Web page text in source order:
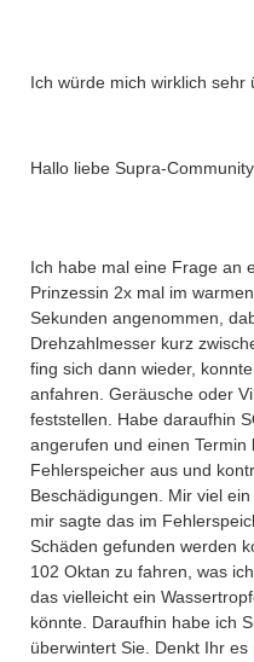
Ich würde mich wirklich sehr
Hallo liebe Supra-
Ich habe mal eine Frage an
Prinzessin 2x mal im
Sekunden angenommen,
Drehzahlmesser kurz
fing sich dann wieder,
anfahren. Geräusche oder
feststellen. Habe daraufhin
angerufen und einen Termin
Fehlerspeicher aus und
Beschädigungen. Mir viel
mir sagte das im
Schäden gefunden werden
102 Oktan zu fahren, was
das vielleicht ein
könnte. Daraufhin habe ich
überwintert Sie. Denkt Ihr